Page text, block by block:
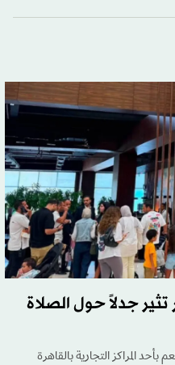
جدلاً حول الصلاة
المراكز التجارية بالقاهرة